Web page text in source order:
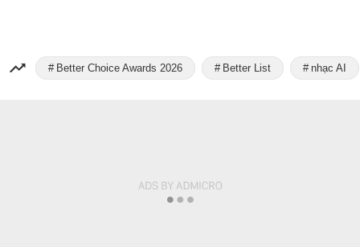
Better Choice Awards 2026 Better List nhạc AI